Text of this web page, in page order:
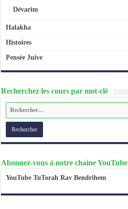
Dévarim
Halakha
Histoires
Pensée Juive
Recherchez les cours par mot-clé
Abonnez-vous à notre chaine YouTube
YouTube TuTorah Rav Bendrihem